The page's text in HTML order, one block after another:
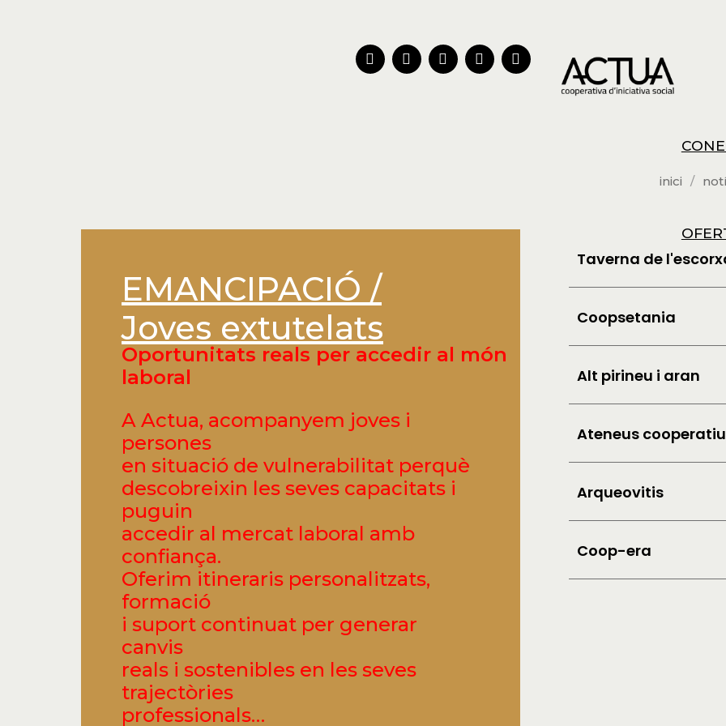
inici
EMANCIPACIÓ /
Joves extutelats
Oportunitats reals per accedir al món
laboral
A Actua, acompanyem joves i
persones
en situació de vulnerabilitat perquè
descobreixin les seves capacitats i
puguin
accedir al mercat laboral amb
confiança.
Oferim itineraris personalitzats,
formació
i suport continuat per generar
canvis
reals i sostenibles en les seves
trajectòries
professionals…
Taverna de
Coopsetania
Alt pirineu i aran
Ateneus
Arqueovitis
Coop-era